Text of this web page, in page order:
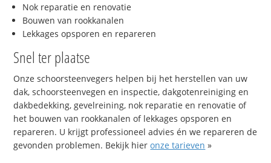
Nok reparatie en renovatie
Bouwen van rookkanalen
Lekkages opsporen en repareren
Snel ter plaatse
Onze schoorsteenvegers helpen bij het herstellen van uw
dak, schoorsteenvegen en inspectie, dakgotenreiniging en
dakbedekking, gevelreining, nok reparatie en renovatie of
het bouwen van rookkanalen of lekkages opsporen en
repareren. U krijgt professioneel advies én we repareren de
gevonden problemen. Bekijk hieronze tarieven »